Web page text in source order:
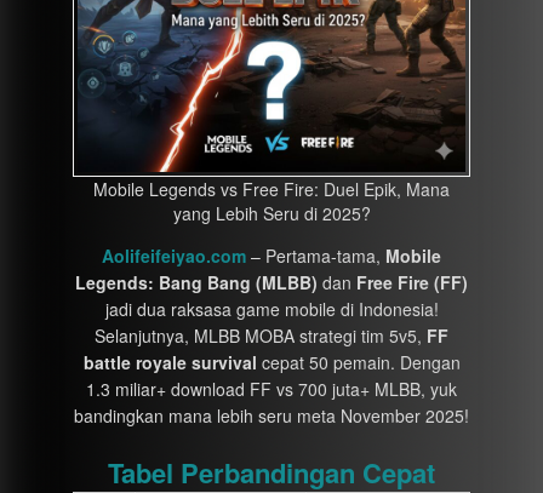
Mobile Legends vs Free Fire: Duel Epik, Mana
yang Lebih Seru di 2025?
Aolifeifeiyao.com – Pertama-tama, Mobile
Legends: Bang Bang (MLBB) dan Free Fire (FF)
jadi dua raksasa game mobile di Indonesia!
Selanjutnya, MLBB MOBA strategi tim 5v5, FF
battle royale survival cepat 50 pemain. Dengan
1.3 miliar+ download FF vs 700 juta+ MLBB, yuk
bandingkan mana lebih seru meta November 2025!
Tabel Perbandingan Cepat